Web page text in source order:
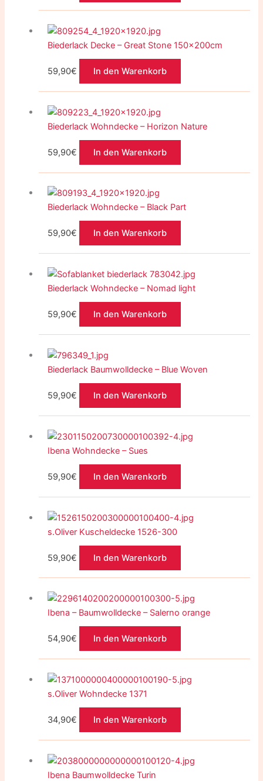
Biederlack Decke – Great Stone 150x200cm
59,90€ In den Warenkorb
Biederlack Wohndecke – Horizon Nature
59,90€ In den Warenkorb
Biederlack Wohndecke – Black Part
59,90€ In den Warenkorb
Biederlack Wohndecke – Nomad light
59,90€ In den Warenkorb
Biederlack Baumwolldecke – Blue Woven
59,90€ In den Warenkorb
Ibena Wohndecke – Sues
59,90€ In den Warenkorb
s.Oliver Kuscheldecke 1526-300
59,90€ In den Warenkorb
Ibena – Baumwolldecke – Salerno orange
54,90€ In den Warenkorb
s.Oliver Wohndecke 1371
34,90€ In den Warenkorb
Ibena Baumwolldecke Turin
Produkt